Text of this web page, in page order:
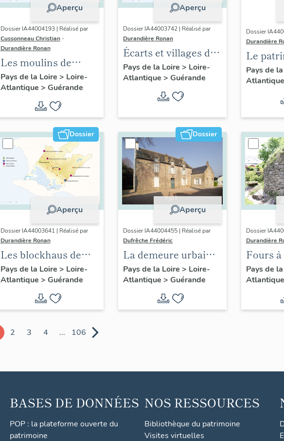
Aperçu
Dossier IA44004193 | Réalisé par
Cussonneau Christian -
Durandière Ronan
Les moulins de
Guérande
Pays de la Loire > Loire-
Atlantique > Guérande
Aperçu
Dossier IA44003742 | Réalisé par
Durandière Ronan
Écarts et villages de
Guérande
Pays de la Loire > Loire-
Atlantique > Guérande
Dossier
Durandière
Le
Pays de
Atlantique
Dossier
Aperçu
Dossier IA44003641 | Réalisé par
Durandière Ronan
Les blockhaus de
Guérande
Pays de la Loire > Loire-
Atlantique > Guérande
Dossier
Aperçu
Dossier IA44004455 | Réalisé par
Dufrêche Frédéric
La demeure urbaine
de Guérande
Pays de la Loire > Loire-
Atlantique > Guérande
Dossier
Durandière
Fours
fournils
Pays de
Atlantique
2 3 4 ... 106
BASES DE DONNÉES
POP : la plateforme ouverte du
patrimoine
NOS RESSOURCES
Bibliothèque du patrimoine
Visites virtuelles